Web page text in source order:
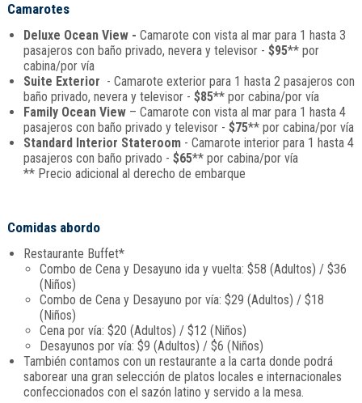
Camarotes
Deluxe Ocean View - Camarote con vista al mar para 1 hasta 3
pasajeros con baño privado, nevera y televisor - $95** por
cabina/por vía
Suite Exterior - Camarote exterior para 1 hasta 2 pasajeros con
baño privado, nevera y televisor - $85** por cabina/por vía
Family Ocean View– Camarote con vista al mar para 1 hasta 4
pasajeros con baño privado y televisor - $75** por cabina/por vía
Standard Interior Stateroom- Camarote interior para 1 hasta 4
pasajeros con baño privado - $65** por cabina/por vía
** Precio adicional al derecho de embarque
Comidas abordo
Restaurante Buffet*
Combo de Cena y Desayuno ida y vuelta: $58 (Adultos) / $36
(Niños)
Combo de Cena y Desayuno por vía: $29 (Adultos) / $18
(Niños)
Cena por vía: $20 (Adultos) / $12 (Niños)
Desayunos por vía: $9 (Adultos) / $6 (Niños)
También contamos con un restaurante a la carta donde podrá
saborear una gran selección de platos locales e internacionales
confeccionados con el sazón latino y servido a la mesa.